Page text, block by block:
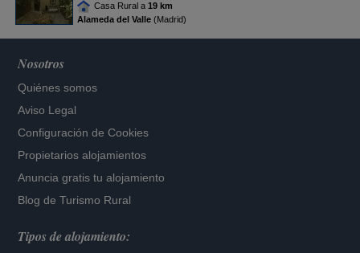
Casa Rural a 19 km
Alameda del Valle(Madrid)
Nosotros
Quiénes somos
Aviso Legal
Configuración de Cookies
Propietarios alojamientos
Anuncia gratis tu alojamiento
Blog de Turismo Rural
Tipos de alojamiento: